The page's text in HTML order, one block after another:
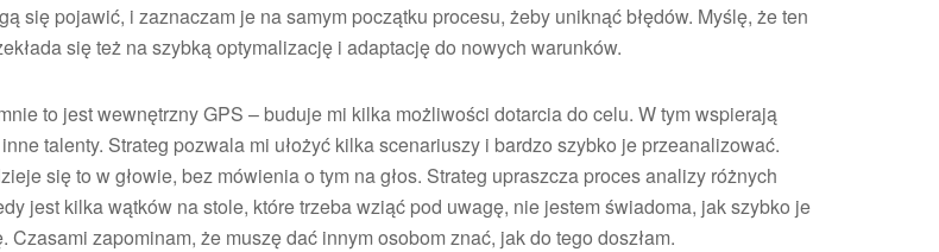
się pojawić, i zaznaczam je na samym początku procesu, żeby uniknąć błędów. Myślę, że ten
się też na szybką optymalizację i adaptację do nowych warunków.
to jest wewnętrzny GPS – buduje mi kilka możliwości dotarcia do celu. W tym wspierają
talenty. Strateg pozwala mi ułożyć kilka scenariuszy i bardzo szybko je przeanalizować.
się to w głowie, bez mówienia o tym na głos. Strateg upraszcza proces analizy różnych
jest kilka wątków na stole, które trzeba wziąć pod uwagę, nie jestem świadoma, jak szybko je
Czasami zapominam, że muszę dać innym osobom znać, jak do tego doszłam.